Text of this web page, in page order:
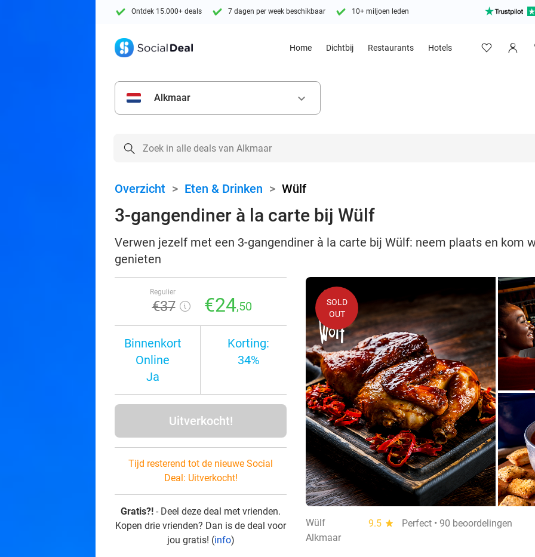
Ontdek 15.000+ deals 7 dagen per week beschikbaar 10+ miljoen leden
Home Dichtbij Restaurants Hotels
Alkmaar keyboard_arrow_down
Overzicht > Eten & Drinken > Wülf
3-gangendiner à la carte bij Wülf
Verwen jezelf met een 3-gangendiner à la carte bij Wülf: neem plaats en kom
genieten
Regulier
€37 €24,50
Binnenkort
Online
Ja
Korting:
34%
Uitverkocht!
Tijd resterend tot de nieuwe Social
Deal: Uitverkocht!
Gratis?! - Deel deze deal met vrienden.
Kopen drie vrienden? Dan is de deal voor
jou gratis! (info)
SOLD
OUT
Wülf 9.5 star
Perfect • 90 beoordelingen
Alkmaar